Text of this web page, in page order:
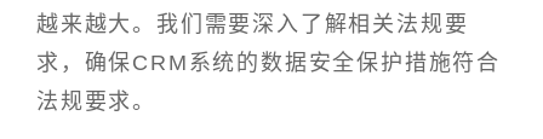
越来越大。我们需要深入了解相关法规要
求，确保CRM系统的数据安全保护措施符合
法规要求。